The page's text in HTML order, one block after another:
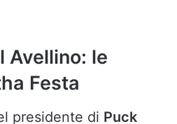
Avellino: le
Festa
presidente di Puck